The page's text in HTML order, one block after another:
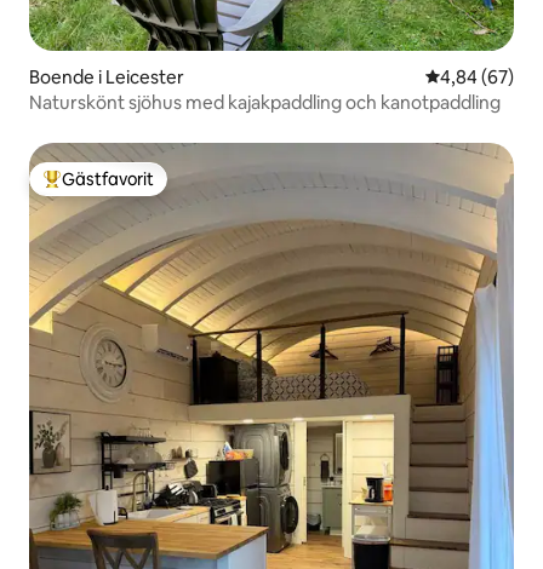
Boende i Leicester 4,84 av 5 i
4,84 (67)
Naturskönt sjöhus med kajakpaddling och kanotpaddling
Populär gästfavorit
Gästfavorit